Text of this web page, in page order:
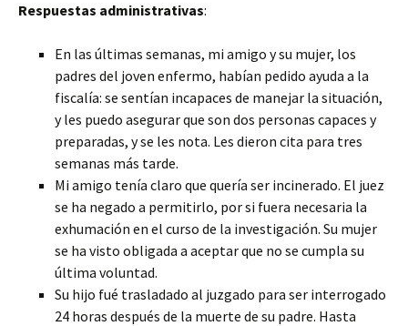
Respuestas administrativas:
En las últimas semanas, mi amigo y su mujer, los
padres del joven enfermo, habían pedido ayuda a la
fiscalía: se sentían incapaces de manejar la situación,
y les puedo asegurar que son dos personas capaces y
preparadas, y se les nota. Les dieron cita para tres
semanas más tarde.
Mi amigo tenía claro que quería ser incinerado. El juez
se ha negado a permitirlo, por si fuera necesaria la
exhumación en el curso de la investigación. Su mujer
se ha visto obligada a aceptar que no se cumpla su
última voluntad.
Su hijo fué trasladado al juzgado para ser interrogado
24 horas después de la muerte de su padre. Hasta